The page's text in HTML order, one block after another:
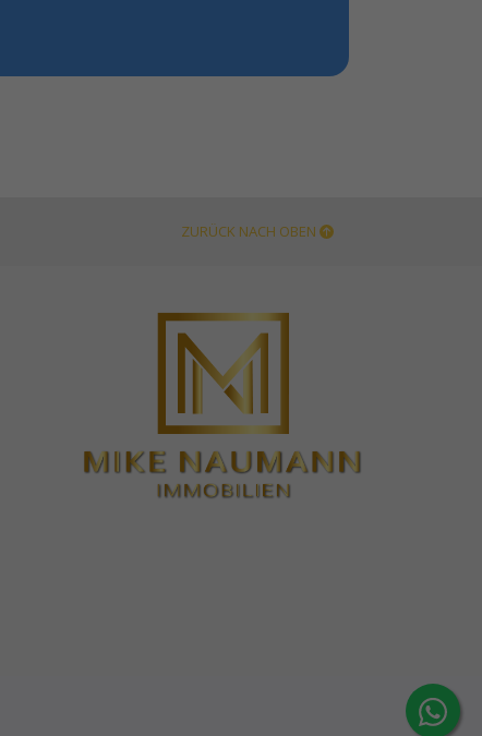
ZURÜCK NACH OBEN